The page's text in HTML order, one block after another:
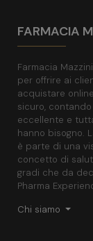
FARMACIA
Farmacia
per offrire ai
acquistare
sicuro,
eccellente e
hanno bisogno.
è parte di una
concetto di
gradi che da
Pharma
Chi siamo